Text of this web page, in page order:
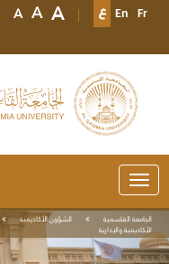
ع En Fr
A A A
Toggle
navigation
الجامعة القاسمية الشؤون الأكاديمية
الأكاديمية والإدارية